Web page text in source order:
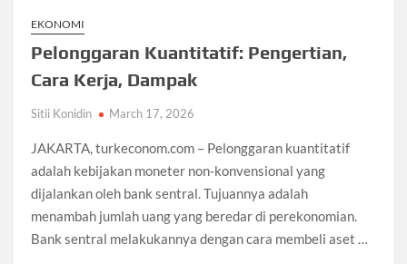
EKONOMI
Pelonggaran Kuantitatif: Pengertian,
Cara Kerja, Dampak
Sitii Konidin March 17, 2026
JAKARTA, turkeconom.com – Pelonggaran kuantitatif
adalah kebijakan moneter non-konvensional yang
dijalankan oleh bank sentral. Tujuannya adalah
menambah jumlah uang yang beredar di perekonomian.
Bank sentral melakukannya dengan cara membeli aset …